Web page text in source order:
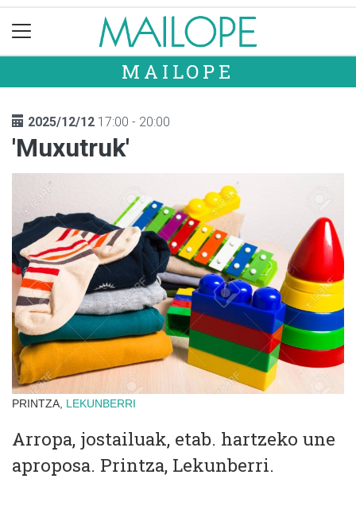
MAILOPE
2025/12/12 17:00 - 20:00
'Muxutruk'
PRINTZA, LEKUNBERRI
Arropa, jostailuak, etab. hartzeko une
aproposa. Printza, Lekunberri.